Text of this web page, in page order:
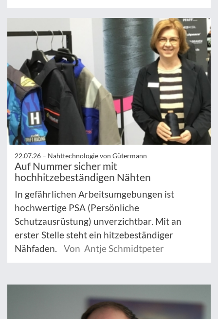
22.07.26 – Nahttechnologie von Gütermann
Auf Nummer sicher mit
hochhitzebeständigen Nähten
In gefährlichen Arbeitsumgebungen ist
hochwertige PSA (Persönliche
Schutzausrüstung) unverzichtbar. Mit an
erster Stelle steht ein hitzebeständiger
Nähfaden.
Von Antje Schmidtpeter